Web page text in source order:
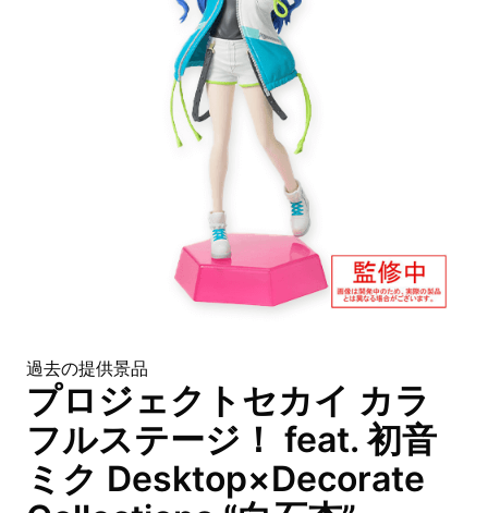
過去の提供景品
プロジェクトセカイ カラ
フルステージ！ feat. 初音
ミク Desktop×Decorate